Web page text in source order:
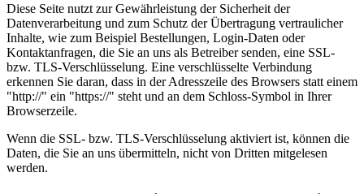
Diese Seite nutzt zur Gewährleistung der Sicherheit der
Datenverarbeitung und zum Schutz der Übertragung vertraulicher
Inhalte, wie zum Beispiel Bestellungen, Login-Daten oder
Kontaktanfragen, die Sie an uns als Betreiber senden, eine SSL-
bzw. TLS-Verschlüsselung. Eine verschlüsselte Verbindung
erkennen Sie daran, dass in der Adresszeile des Browsers statt einem
"http://" ein "https://" steht und an dem Schloss-Symbol in Ihrer
Browserzeile.
Wenn die SSL- bzw. TLS-Verschlüsselung aktiviert ist, können die
Daten, die Sie an uns übermitteln, nicht von Dritten mitgelesen
werden.